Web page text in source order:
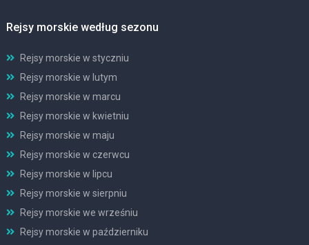
Rejsy morskie według sezonu
Rejsy morskie w styczniu
Rejsy morskie w lutym
Rejsy morskie w marcu
Rejsy morskie w kwietniu
Rejsy morskie w maju
Rejsy morskie w czerwcu
Rejsy morskie w lipcu
Rejsy morskie w sierpniu
Rejsy morskie we wrześniu
Rejsy morskie w październiku